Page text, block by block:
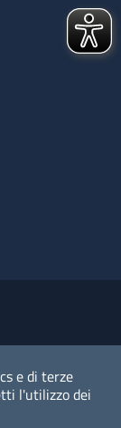
e di terze
l'utilizzo dei